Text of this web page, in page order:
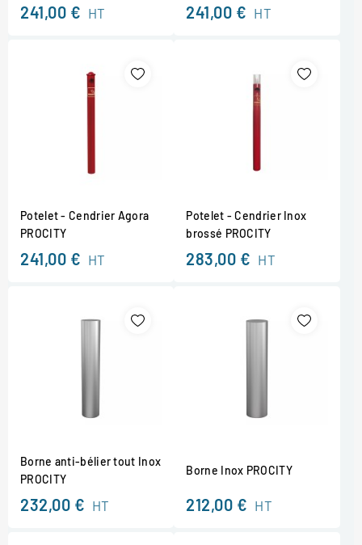
241,00 € HT 241,00 € HT
Potelet - Cendrier Agora
PROCITY
241,00 € HT
Potelet - Cendrier Inox
brossé PROCITY
283,00 € HT
Borne anti-bélier tout Inox
PROCITY
232,00 € HT
Borne Inox PROCITY
212,00 € HT